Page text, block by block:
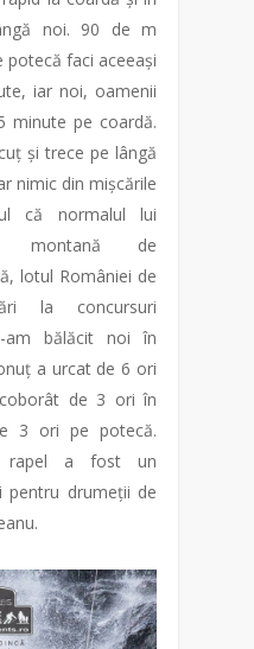
noi. 90 de m
potecă faci aceeași
iar noi, oamenii
minute pe coardă.
și trece pe lângă
nimic din mișcările
că normalul lui
montană de
lotul României de
la concursuri
am bălăcit noi în
a urcat de 6 ori
de 3 ori în
3 ori pe potecă.
rapel a fost un
pentru drumeții de